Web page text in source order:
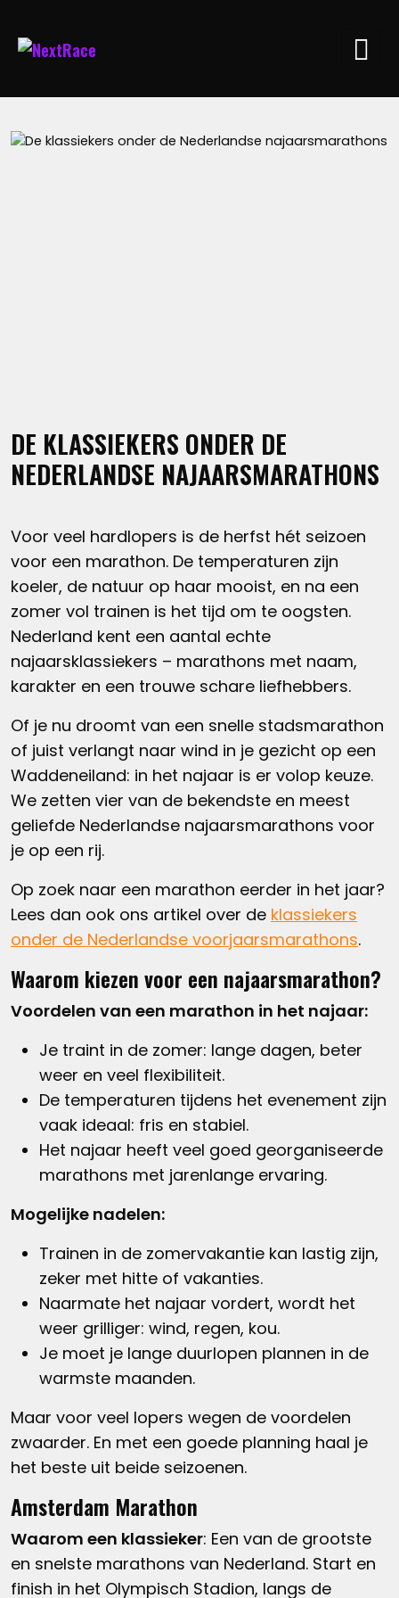
DE KLASSIEKERS ONDER DE
NEDERLANDSE NAJAARSMARATHONS
Voor veel hardlopers is de herfst hét seizoen
voor een marathon. De temperaturen zijn
koeler, de natuur op haar mooist, en na een
zomer vol trainen is het tijd om te oogsten.
Nederland kent een aantal echte
najaarsklassiekers – marathons met naam,
karakter en een trouwe schare liefhebbers.
Of je nu droomt van een snelle stadsmarathon
of juist verlangt naar wind in je gezicht op een
Waddeneiland: in het najaar is er volop keuze.
We zetten vier van de bekendste en meest
geliefde Nederlandse najaarsmarathons voor
je op een rij.
Op zoek naar een marathon eerder in het jaar?
Lees dan ook ons artikel over de klassiekers
onder de Nederlandse voorjaarsmarathons.
Waarom kiezen voor een najaarsmarathon?
Voordelen van een marathon in het najaar:
Je traint in de zomer: lange dagen, beter
weer en veel flexibiliteit.
De temperaturen tijdens het evenement zijn
vaak ideaal: fris en stabiel.
Het najaar heeft veel goed georganiseerde
marathons met jarenlange ervaring.
Mogelijke nadelen:
Trainen in de zomervakantie kan lastig zijn,
zeker met hitte of vakanties.
Naarmate het najaar vordert, wordt het
weer grilliger: wind, regen, kou.
Je moet je lange duurlopen plannen in de
warmste maanden.
Maar voor veel lopers wegen de voordelen
zwaarder. En met een goede planning haal je
het beste uit beide seizoenen.
Amsterdam Marathon
Waarom een klassieker: Een van de grootste
en snelste marathons van Nederland. Start en
finish in het Olympisch Stadion, langs de